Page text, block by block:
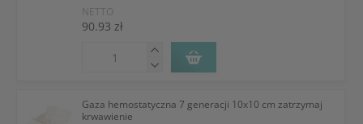
NETTO
90.93 zł
Gaza hemostatyczna 7 generacji 10x10 cm zatrzymaj
krwawienie